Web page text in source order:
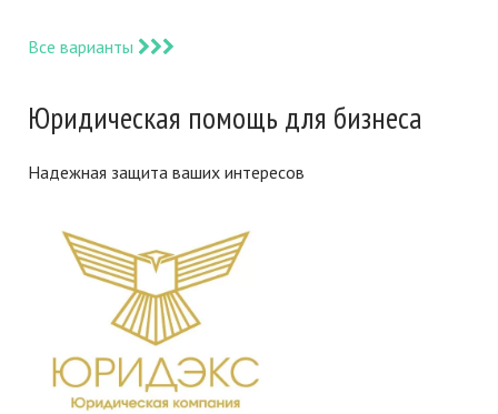
Все варианты
Юридическая помощь для бизнеса
Надежная защита ваших интересов